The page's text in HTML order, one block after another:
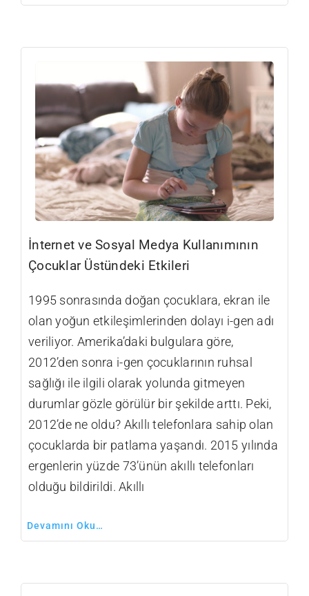
İnternet ve Sosyal Medya Kullanımının
Çocuklar Üstündeki Etkileri
1995 sonrasında doğan çocuklara, ekran ile
olan yoğun etkileşimlerinden dolayı i-gen adı
veriliyor. Amerika’daki bulgulara göre,
2012’den sonra i-gen çocuklarının ruhsal
sağlığı ile ilgili olarak yolunda gitmeyen
durumlar gözle görülür bir şekilde arttı. Peki,
2012’de ne oldu? Akıllı telefonlara sahip olan
çocuklarda bir patlama yaşandı. 2015 yılında
ergenlerin yüzde 73’ünün akıllı telefonları
olduğu bildirildi. Akıllı
Devamını Oku…